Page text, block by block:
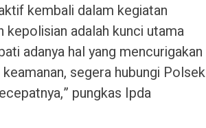
kembali dalam kegiatan
kepolisian adalah kunci utama
adanya hal yang mencurigakan
segera hubungi Polsek
pungkas Ipda